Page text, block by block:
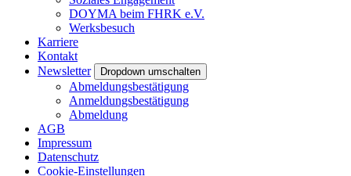
DOYMA beim FHRK e.V.
Werksbesuch
Karriere
Kontakt
Newsletter
Dropdown umschalten
Abmeldungsbestätigung
Anmeldungsbestätigung
Abmeldung
AGB
Impressum
Datenschutz
Cookie-Einstellungen